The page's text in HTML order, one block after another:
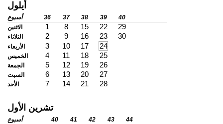
أيلول
أسبوع 36 37 38 39
40
الاثنين
1 8 15 22 29
الثلاثاء 2 9 16 23 30
الأربعاء 3 10 17 24
الخميس 4 11 18 25
الجمعة 5 12 19 26
السبت 6 13 20 27
الأحد 7 14 21 28
تشرين الأول
أسبوع 40 41 42 43
44